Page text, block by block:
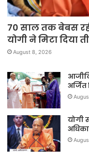
70 साल तक बेबस
योगी ने मिटा दिया
August 8, 2026
योगी